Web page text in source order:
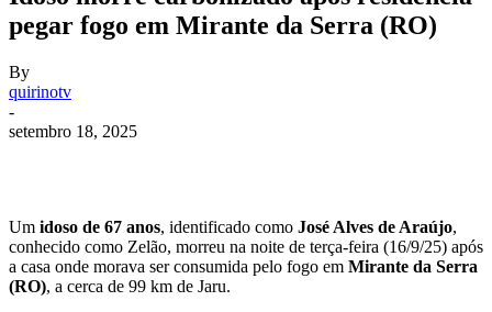
pegar fogo em Mirante da Serra (RO)
By
quirinotv
-
setembro 18, 2025
Um idoso de 67 anos, identificado como José Alves de Araújo,
conhecido como Zelão, morreu na noite de terça-feira (16/9/25) após
a casa onde morava ser consumida pelo fogo em Mirante da Serra
(RO), a cerca de 99 km de Jaru.